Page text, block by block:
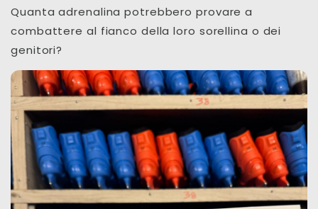
Quanta adrenalina potrebbero provare a
combattere al fianco della loro sorellina o dei
genitori?